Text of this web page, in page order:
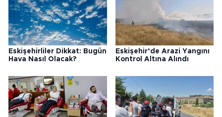
Eskişehirliler Dikkat: Bugün
Hava Nasıl Olacak?
Eskişehir’de Arazi Yangını
Kontrol Altına Alındı